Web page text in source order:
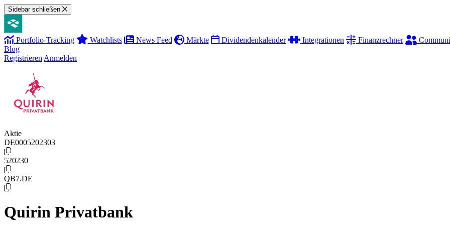
Sidebar schließen
Portfolio-Tracking Watchlists News Feed Märkte Dividendenkalender Integrationen Finanzrechner
Blog
Registrieren Anmelden
Aktie
DE0005202303
520230
QB7.DE
Quirin Privatbank